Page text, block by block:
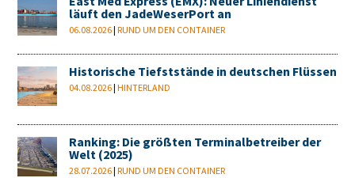
läuft den JadeWeserPort an
06.08.2026 |RUND UM DEN CONTAINER
Historische Tiefststände in deutschen Flüssen
04.08.2026 |HINTERLAND
Ranking: Die größten Terminalbetreiber der
Welt (2025)
28.07.2026 |RUND UM DEN CONTAINER